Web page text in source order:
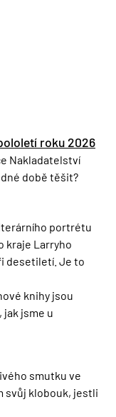
roku 2026
Nakladatelství
době těšit?
portrétu
kraje Larryho
desetiletí. Je to
knihy jsou
jsme u
smutku ve
svůj klobouk, jestli